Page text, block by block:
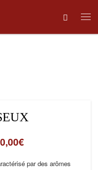
€Plage de prix : 12,00€
par des arômes